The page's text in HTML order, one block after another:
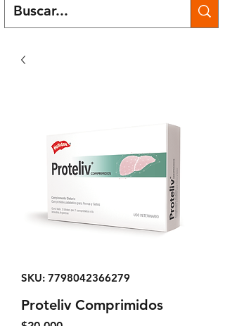
SKU: 7798042366279
Proteliv Comprimidos